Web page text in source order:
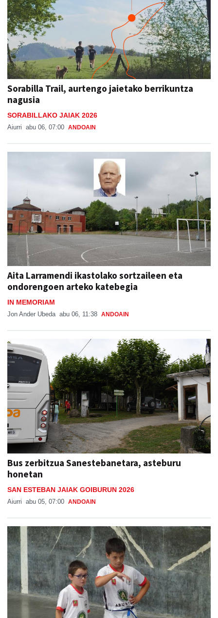
Sorabilla Trail, aurtengo jaietako berrikuntza
nagusia
SORABILLAKO JAIAK 2026
Aiurri abu 06, 07:00 ANDOAIN
Aita Larramendi ikastolako sortzaileen eta
ondorengoen arteko katebegia
IN MEMORIAM
Jon Ander Ubeda abu 06, 11:38 ANDOAIN
Bus zerbitzua Sanestebanetara, asteburu
honetan
SAN ESTEBAN JAIAK GOIBURUN 2026
Aiurri abu 05, 07:00 ANDOAIN